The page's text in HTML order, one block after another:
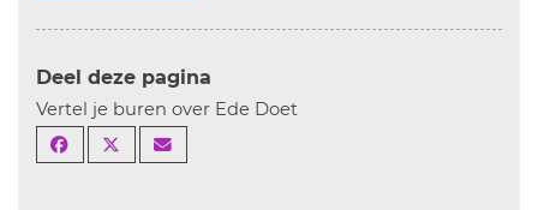
Deel deze pagina
Vertel je buren over Ede Doet